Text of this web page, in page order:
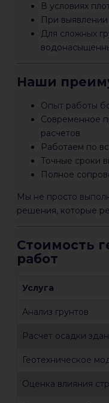
В условиях
При
Для сложных
Наши
Опыт работы
Современное
расчетов
Работаем по
Точные сроки
Полное
Мы не просто
решения, которые
Стоимость
работ
Услуга
Анализ грунтов
Расчет осадки
Геотехническое
Оценка влияния